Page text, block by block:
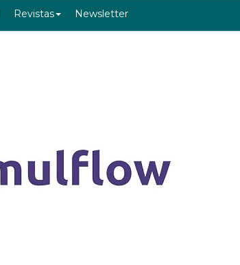
Revistas Newsletter